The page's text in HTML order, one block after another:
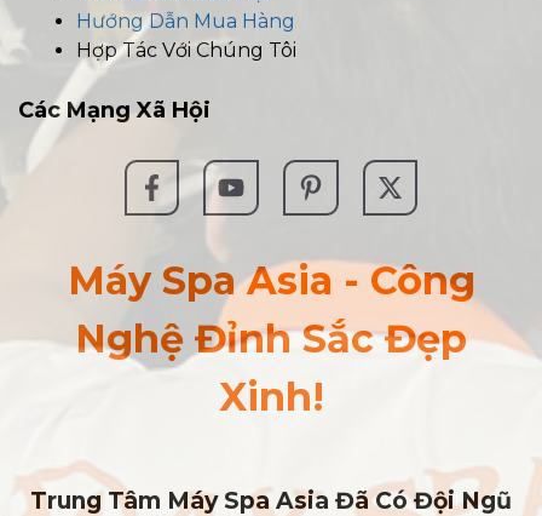
Hướng Dẫn Mua Hàng
Hợp Tác Với Chúng Tôi
Các Mạng Xã Hội
Máy Spa Asia - Công
Nghệ Đỉnh Sắc Đẹp
Xinh!
Trung Tâm Máy Spa Asia Đã Có Đội Ngũ